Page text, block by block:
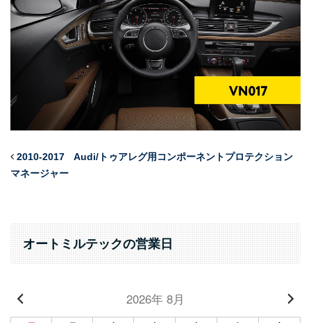
2010-2017 Audi/トゥアレグ用コンポーネントプロテクション
マネージャー
オートミルテックの営業日
2026年 8月